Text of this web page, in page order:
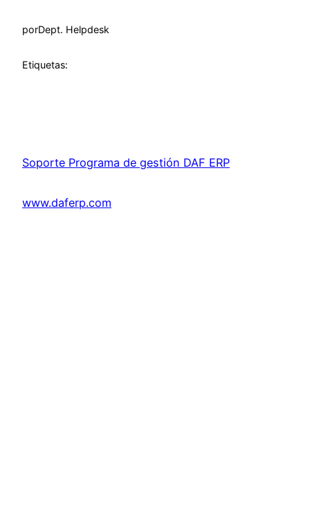
porDept. Helpdesk
Etiquetas:
Soporte Programa de gestión DAF ERP
www.daferp.com